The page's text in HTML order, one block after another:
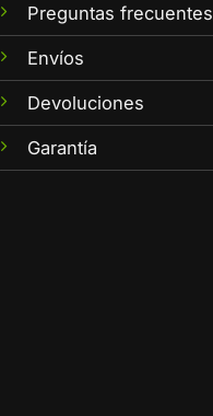
Preguntas frecuentes
Envíos
Devoluciones
Garantía